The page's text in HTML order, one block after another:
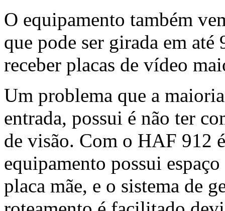
O equipamento também
que pode ser girada em
receber placas de vídeo
Um problema que a
entrada, possui é não ter
de visão. Com o HAF 912
equipamento possui
placa mãe, e o sistema de